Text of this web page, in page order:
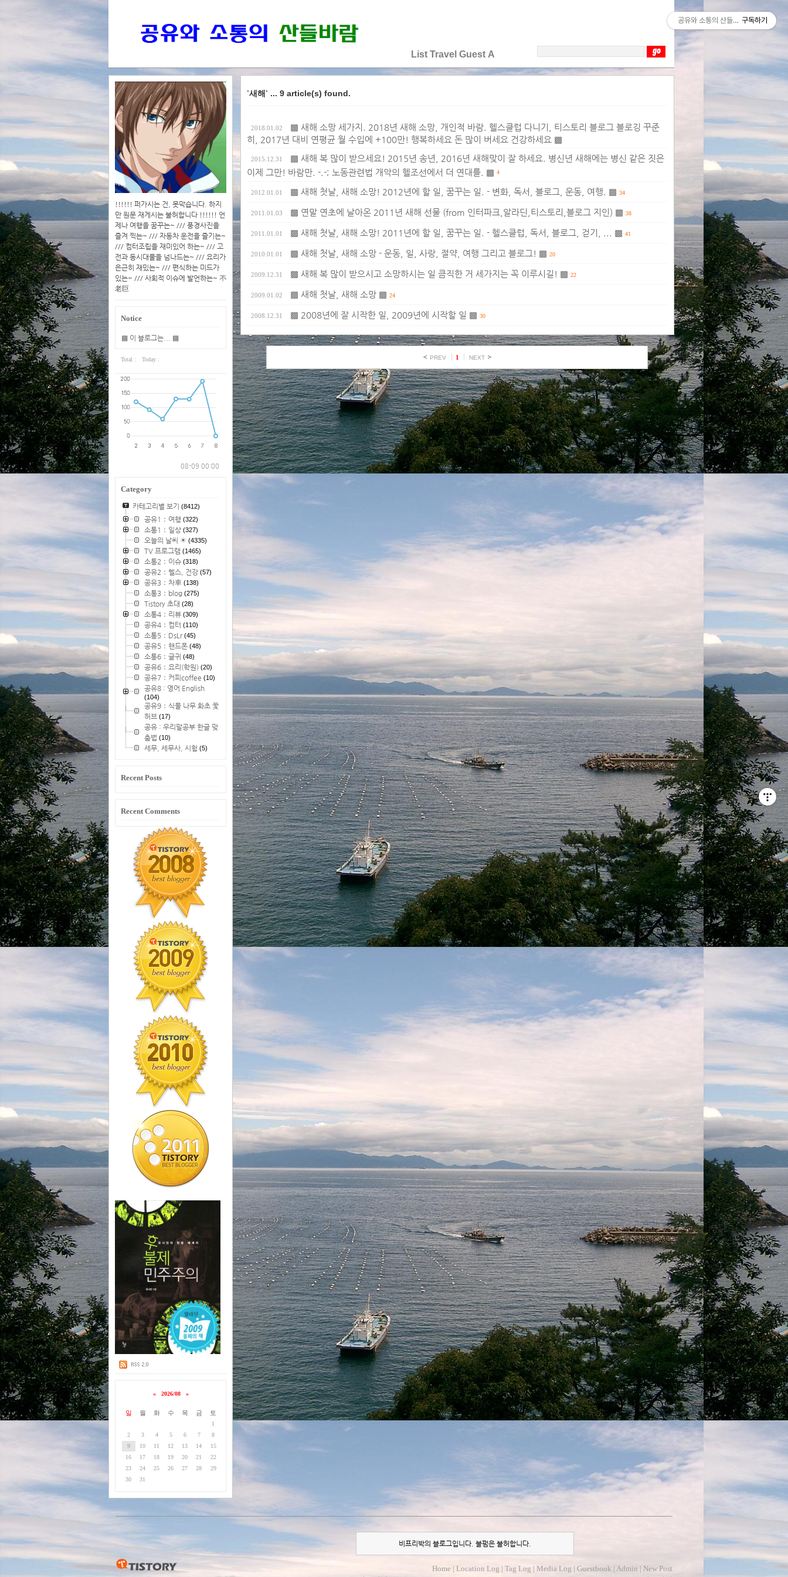
List Travel Guest A
!!!!!! 퍼가시는 건, 못막습니다. 하지
만 원문 재게시는 불허합니다 !!!!!! 언
제나 여행을 꿈꾸는~ /// 풍경사진을
즐겨 찍는~ /// 자동차 운전을 즐기는~
/// 컴터조립을 재미있어 하는~ /// 고
전과 동시대물을 넘나드는~ /// 요리가
은근히 재밌는~ /// 편식하는 미드가
있는~ /// 사회적 이슈에 발언하는~ 不
老巨
Notice
▩ 이 블로그는... ▩
Total : Today :
08-09 00:00
Category
카테고리별 보기 (8412)
공유1：여행 (322)
소통1：일상(327)
오늘의 날씨 ☀ (4335)
TV 프로그램 (1465)
소통2：이슈(318)
공유2：헬스, 건강(57)
공유3：차車(138)
소통3：blog(275)
Tistory 초대 (28)
소통4：리뷰(309)
공유4：컴터 (110)
소통5：DsLr(45)
공유5：핸드폰(48)
소통6：글귀 (48)
공유6：요리(학원)(20)
공유7：커피coffee (10)
공유8 : 영어 English
(104)
공유9：식물 나무 화초 꽃
허브 (17)
공유 : 우리말공부 한글 맞
춤법 (10)
세무, 세무사, 시험 (5)
Recent Posts
Recent Comments
« 2026/08 »
일 월 화 수 목 금 토
1
2
3 4 5 6 7
8
9
10 11 12 13 14
15
16
17 18 19 20 21
22
23
24 25 26 27 28
29
30
31
'새해' ... 9 article(s) found.
2018.01.02 ▩ 새해 소망 세가지. 2018년 새해 소망, 개인적 바람. 헬스클럽 다니기, 티스토리 블로그 블로깅 꾸준
히, 2017년 대비 연평균 월 수입에 +100만! 행복하세요 돈 많이 버세요 건강하세요 ▩
2015.12.31 ▩ 새해 복 많이 받으세요! 2015년 송년, 2016년 새해맞이 잘 하세요. 병신년 새해에는 병신 같은 짓은
이제 그만! 바람만. -.-; 노동관련법 개악의 헬조선에서 더 연대를. ▩ 4
2012.01.01 ▩ 새해 첫날, 새해 소망! 2012년에 할 일, 꿈꾸는 일. - 변화, 독서, 블로그, 운동, 여행. ▩ 34
2011.01.03 ▩ 연말 연초에 날아온 2011년 새해 선물 (from 인터파크,알라딘,티스토리,블로그 지인) ▩ 38
2011.01.01 ▩ 새해 첫날, 새해 소망! 2011년에 할 일, 꿈꾸는 일. - 헬스클럽, 독서, 블로그, 걷기, ... ▩ 41
2010.01.01 ▩ 새해 첫날, 새해 소망 - 운동, 일, 사랑, 절약, 여행 그리고 블로그! ▩ 20
2009.12.31 ▩ 새해 복 많이 받으시고 소망하시는 일 큼직한 거 세가지는 꼭 이루시길! ▩ 22
2009.01.02 ▩ 새해 첫날, 새해 소망 ▩ 24
2008.12.31 ▩ 2008년에 잘 시작한 일, 2009년에 시작할 일 ▩ 30
PREV 1 NEXT
비프리박의 블로그입니다. 불펌은 불허합니다.
Home | Location Log | Tag Log | Media Log | Guestbook | Admin | New Post
공유와 소통의 산들바람구독하기